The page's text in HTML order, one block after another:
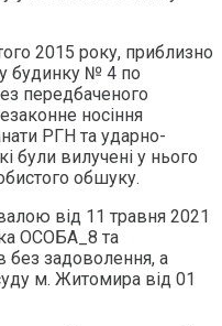
2015 року, приблизно
будинку № 4 по
передбаченого
носіння
РГН та ударно-
були вилучені у нього
обшуку.
від 11 травня 2021
ОСОБА_8 та
задоволення, а
м. Житомира від 01